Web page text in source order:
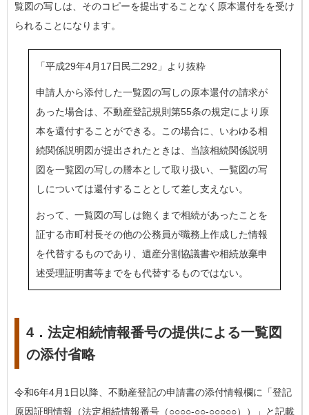
覧図の写しは、そのコピーを提出することなく原本還付をを受け
られることになります。
「平成29年4月17日民二292」より抜粋
申請人から添付した一覧図の写しの原本還付の請求が
あった場合は、不動産登記規則第55条の規定により原
本を還付することができる。この場合に、いわゆる相
続関係説明図が提出されたときは、当該相続関係説明
図を一覧図の写しの謄本として取り扱い、一覧図の写
しについては還付することとして差し支えない。
おって、一覧図の写しは飽くまで相続があったことを
証する市町村長その他の公務員が職務上作成した情報
を代替するものであり、遺産分割協議書や相続放棄申
述受理証明書等までをも代替するものではない。
4．法定相続情報番号の提供による一覧図
の添付省略
令和6年4月1日以降、不動産登記の申請書の添付情報欄に「登記
原因証明情報（法定相続情報番号（○○○○-○○-○○○○○））」と記載